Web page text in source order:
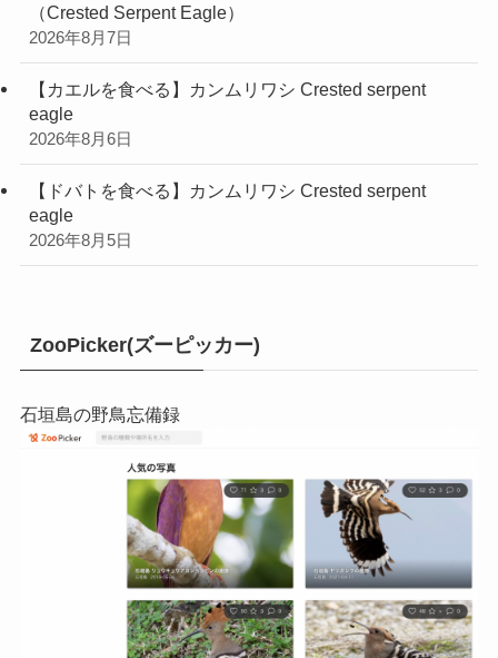
（Crested Serpent Eagle）
2026年8月7日
【カエルを食べる】カンムリワシ Crested serpent
eagle
2026年8月6日
【ドバトを食べる】カンムリワシ Crested serpent
eagle
2026年8月5日
ZooPicker(ズーピッカー)
石垣島の野鳥忘備録